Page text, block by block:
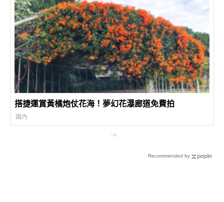
搭捷運賞黃橘炮仗花海！夢幻花瀑廊道免費拍
國內
Recommended by